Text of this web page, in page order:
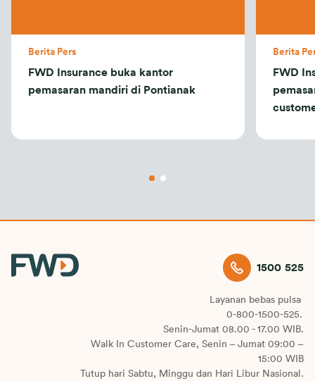
Berita Pers
FWD Insurance buka kantor
pemasaran mandiri di Pontianak
Berita
FWD
1500 525
Layanan bebas pulsa
0-800-1500-525.
Senin-Jumat 08.00 - 17.00 WIB.
Walk In Customer Care, Senin – Jumat 09:00 –
15:00 WIB
Tutup hari Sabtu, Minggu dan Hari Libur Nasional.